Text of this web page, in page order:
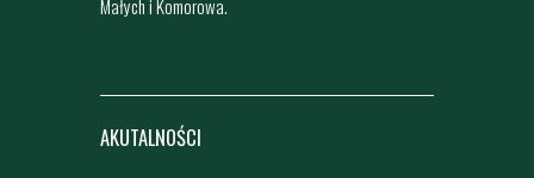
Małych i Komorowa.
AKUTALNOŚCI